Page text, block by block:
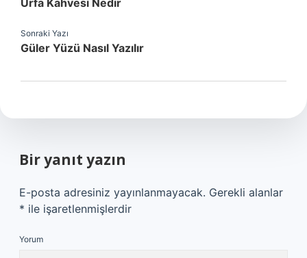
Urfa Kahvesi Nedir
Sonraki Yazı
Güler Yüzü Nasıl Yazılır
Bir yanıt yazın
E-posta adresiniz yayınlanmayacak. Gerekli alanlar
* ile işaretlenmişlerdir
Yorum